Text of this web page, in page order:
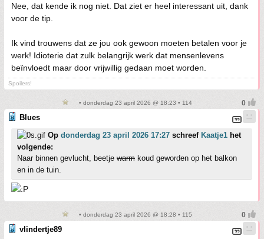
Nee, dat kende ik nog niet. Dat ziet er heel interessant uit, dank
voor de tip.
Ik vind trouwens dat ze jou ook gewoon moeten betalen voor je
werk! Idioterie dat zulk belangrijk werk dat mensenlevens
beïnvloedt maar door vrijwillig gedaan moet worden.
Spoilers!
• donderdag 23 april 2026 @ 18:23 • 114
Blues
Op donderdag 23 april 2026 17:27 schreef Kaatje1 het
volgende:
Naar binnen gevlucht, beetje warm koud geworden op het balkon
en in de tuin.
• donderdag 23 april 2026 @ 18:28 • 115
vlindertje89